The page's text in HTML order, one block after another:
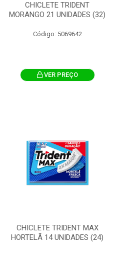
CHICLETE TRIDENT
MORANGO 21 UNIDADES (32)
Código: 5069642
VER PREÇO
CHICLETE TRIDENT MAX
HORTELÃ 14 UNIDADES (24)